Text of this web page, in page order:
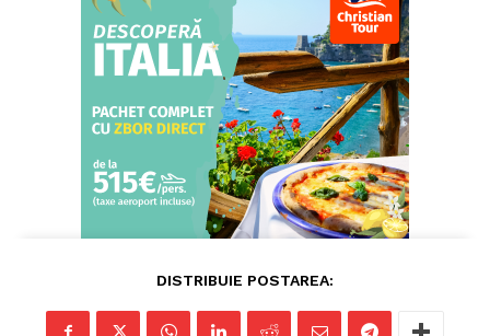
DISTRIBUIE POSTAREA: